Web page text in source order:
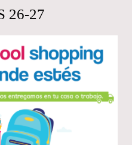
26-27